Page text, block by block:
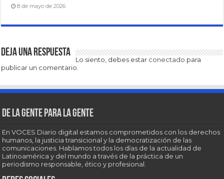
8 de mayo de 2026
Deja una respuesta
Lo siento, debes estar conectado para
publicar un comentario.
De la gente para la gente
En VOCES Diario digital estamos comprometidos con los derechos
humanos, la justicia transicional y la democratización de las
comunicaciones. Hablamos todos los días de la actualidad de
Latinoamérica y del mundo a través de la práctica de un
periodismo responsable, ético y profesional.